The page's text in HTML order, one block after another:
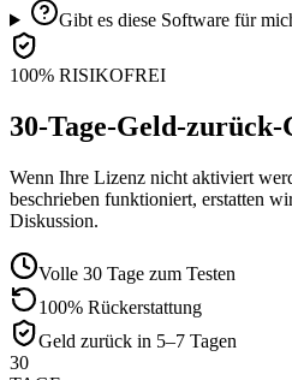
Gibt es diese Software für
100% RISIKOFREI
30-Tage-Geld-
Wenn Ihre Lizenz nicht aktiviert
beschrieben funktioniert, erstatten
Diskussion.
Volle 30 Tage zum Testen
100% Rückerstattung
Geld zurück in 5–7 Tagen
30